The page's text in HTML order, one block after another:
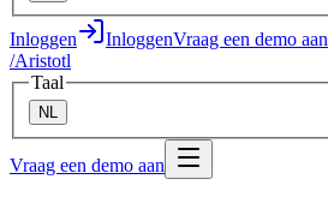
Inloggen InloggenVraag een demo aan
/Aristotl
Taal
NL
Vraag een demo aan